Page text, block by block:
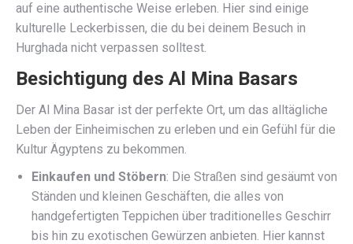
auf eine authentische Weise erleben. Hier sind einige
kulturelle Leckerbissen, die du bei deinem Besuch in
Hurghada nicht verpassen solltest.
Besichtigung des Al Mina Basars
Der Al Mina Basar ist der perfekte Ort, um das alltägliche
Leben der Einheimischen zu erleben und ein Gefühl für die
Kultur Ägyptens zu bekommen.
Einkaufen und Stöbern: Die Straßen sind gesäumt von
Ständen und kleinen Geschäften, die alles von
handgefertigten Teppichen über traditionelles Geschirr
bis hin zu exotischen Gewürzen anbieten. Hier kannst